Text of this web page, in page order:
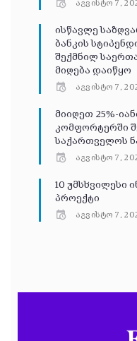
აგვისტო 7,
ისწავლე
ბანკის
შექმნილ
მიღება დაიწყო
აგვისტო 7,
მიიღეთ 25%-
კომფორტერში
საქართველოს
აგვისტო 7,
10 უმსხვილესი
პროექტი
აგვისტო 7,